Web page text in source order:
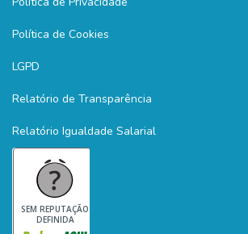
Política de Cookies
LGPD
Relatório de Transparência
Relatório Igualdade Salarial
SEM REPUTAÇÃO
DEFINIDA